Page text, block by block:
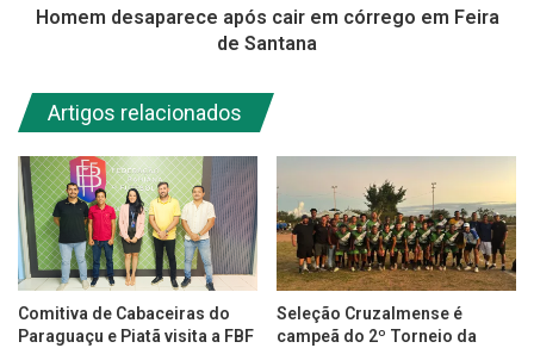
Homem desaparece após cair em córrego em Feira
de Santana
Artigos relacionados
Comitiva de Cabaceiras do
Paraguaçu e Piatã visita a FBF
Seleção Cruzalmense é
campeã do 2º Torneio da